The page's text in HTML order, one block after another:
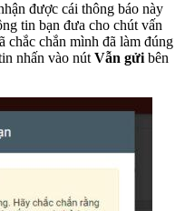
được cái thông báo này
tin bạn đưa cho chút vấn
chắc chắn mình đã làm đúng
nhấn vào nútVẫn gửibên